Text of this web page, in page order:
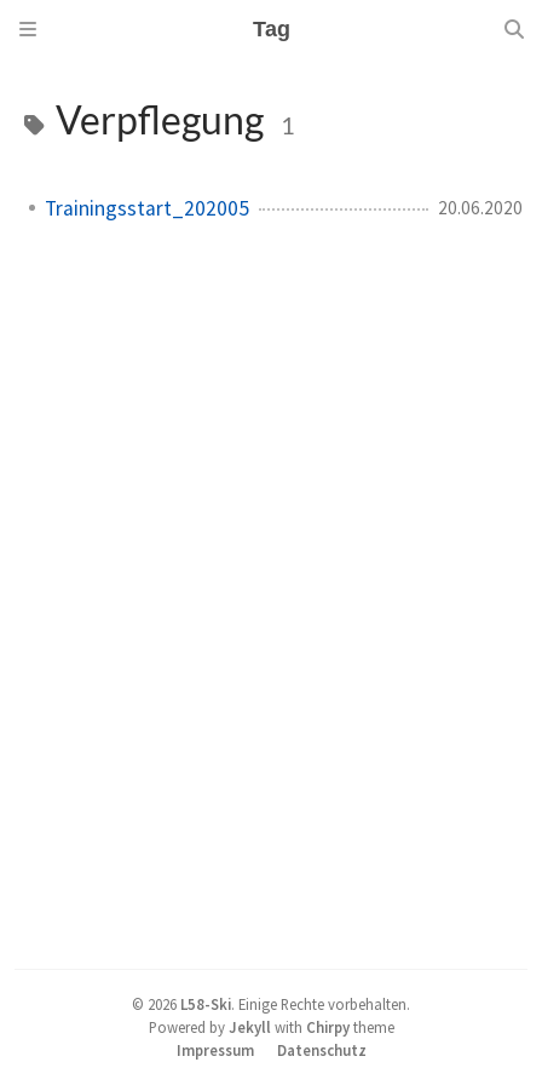
Tag
Verpflegung 1
Trainingsstart_202005 20.06.2020
© 2026 L58-Ski. Einige Rechte vorbehalten.
Powered byJekyll with Chirpytheme
Impressum
Datenschutz